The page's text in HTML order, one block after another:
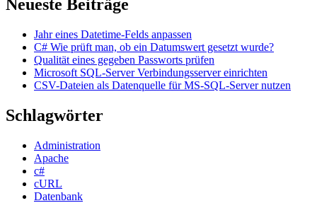
Neueste Beiträge
Jahr eines Datetime-Felds anpassen
C# Wie prüft man, ob ein Datumswert gesetzt wurde?
Qualität eines gegeben Passworts prüfen
Microsoft SQL-Server Verbindungsserver einrichten
CSV-Dateien als Datenquelle für MS-SQL-Server nutzen
Schlagwörter
Administration
Apache
c#
cURL
Datenbank